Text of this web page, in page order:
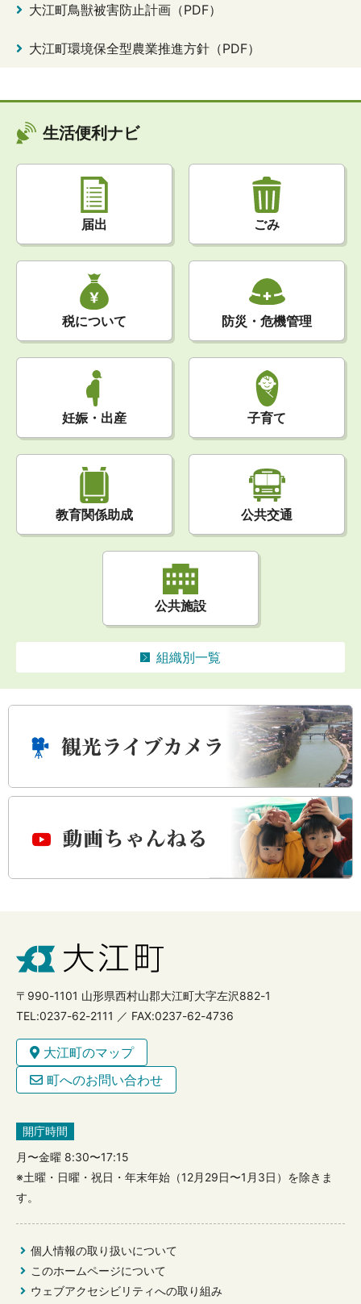
大江町鳥獣被害防止計画（PDF）
大江町環境保全型農業推進方針（PDF）
生活便利ナビ
届出 ごみ
税について 防災・危機管理
妊娠・出産 子育て
教育関係助成 公共交通
公共施設
組織別一覧
〒990-1101 山形県西村山郡大江町大字左沢882-1
TEL:0237-62-2111 ／ FAX:0237-62-4736
大江町のマップ
町へのお問い合わせ
開庁時間
月〜金曜 8:30〜17:15
※土曜・日曜・祝日・年末年始（12月29日〜1月3日）を除きま
す。
個人情報の取り扱いについて
このホームページについて
ウェブアクセシビリティへの取り組み